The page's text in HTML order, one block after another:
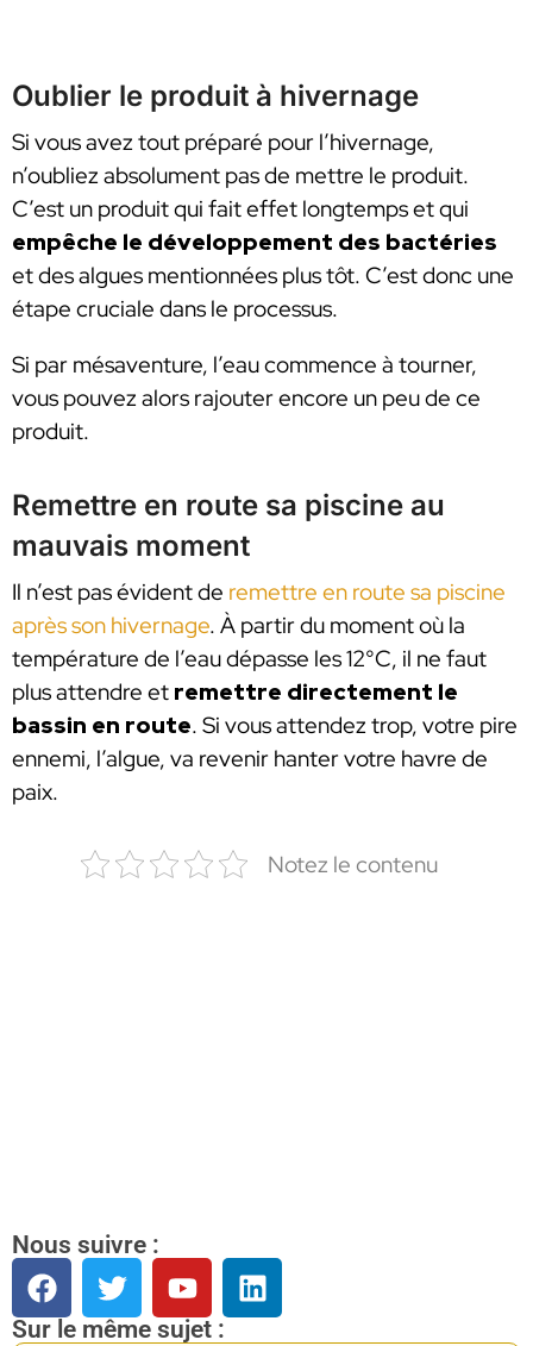
Oublier le produit à hivernage
Si vous avez tout préparé pour l’hivernage,
n’oubliez absolument pas de mettre le produit.
C’est un produit qui fait effet longtemps et qui
empêche le développement des bactéries
et des algues mentionnées plus tôt. C’est donc une
étape cruciale dans le processus.
Si par mésaventure, l’eau commence à tourner,
vous pouvez alors rajouter encore un peu de ce
produit.
Remettre en route sa piscine au
mauvais moment
Il n’est pas évident de remettre en route sa piscine
après son hivernage. À partir du moment où la
température de l’eau dépasse les 12°C, il ne faut
plus attendre et remettre directement le
bassin en route. Si vous attendez trop, votre pire
ennemi, l’algue, va revenir hanter votre havre de
paix.
Notez le contenu
Nous suivre :
Sur le même sujet :